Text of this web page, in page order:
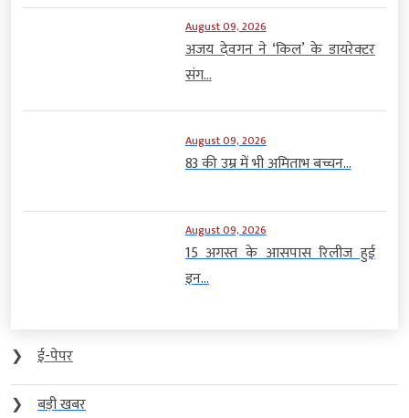
August 09, 2026
अजय देवगन ने ‘किल’ के डायरेक्टर
संग...
August 09, 2026
83 की उम्र में भी अमिताभ बच्चन...
August 09, 2026
15 अगस्त के आसपास रिलीज हुई
इन...
❯
ई-पेपर
❯
बड़ी खबर